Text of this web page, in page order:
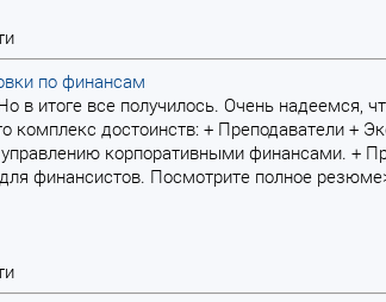
по финансам
в итоге все получилось. Очень надеемся,
достоинств: + Преподаватели +
корпоративными финансами. +
финансистов. Посмотрите полное